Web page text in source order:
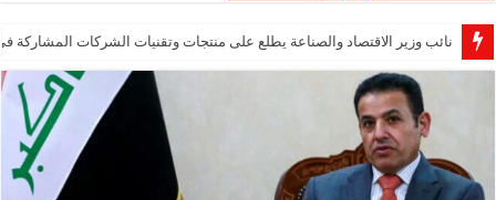
نائب وزير الاقتصاد والصناعة يطلع على منتجات وتقنيات الشركات المشاركة في